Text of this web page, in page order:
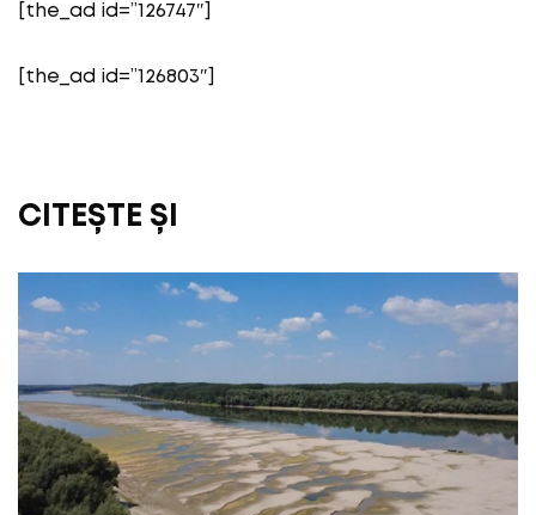
[the_ad id=”126747″]
[the_ad id=”126803″]
CITEȘTE ȘI